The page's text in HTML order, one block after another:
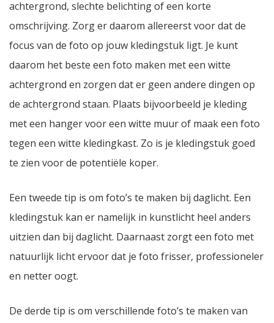
achtergrond, slechte belichting of een korte
omschrijving. Zorg er daarom allereerst voor dat de
focus van de foto op jouw kledingstuk ligt. Je kunt
daarom het beste een foto maken met een witte
achtergrond en zorgen dat er geen andere dingen op
de achtergrond staan. Plaats bijvoorbeeld je kleding
met een hanger voor een witte muur of maak een foto
tegen een witte kledingkast. Zo is je kledingstuk goed
te zien voor de potentiële koper.
Een tweede tip is om foto’s te maken bij daglicht. Een
kledingstuk kan er namelijk in kunstlicht heel anders
uitzien dan bij daglicht. Daarnaast zorgt een foto met
natuurlijk licht ervoor dat je foto frisser, professioneler
en netter oogt.
De derde tip is om verschillende foto’s te maken van